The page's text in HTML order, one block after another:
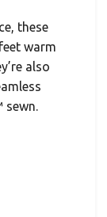
these
warm
also
sewn.